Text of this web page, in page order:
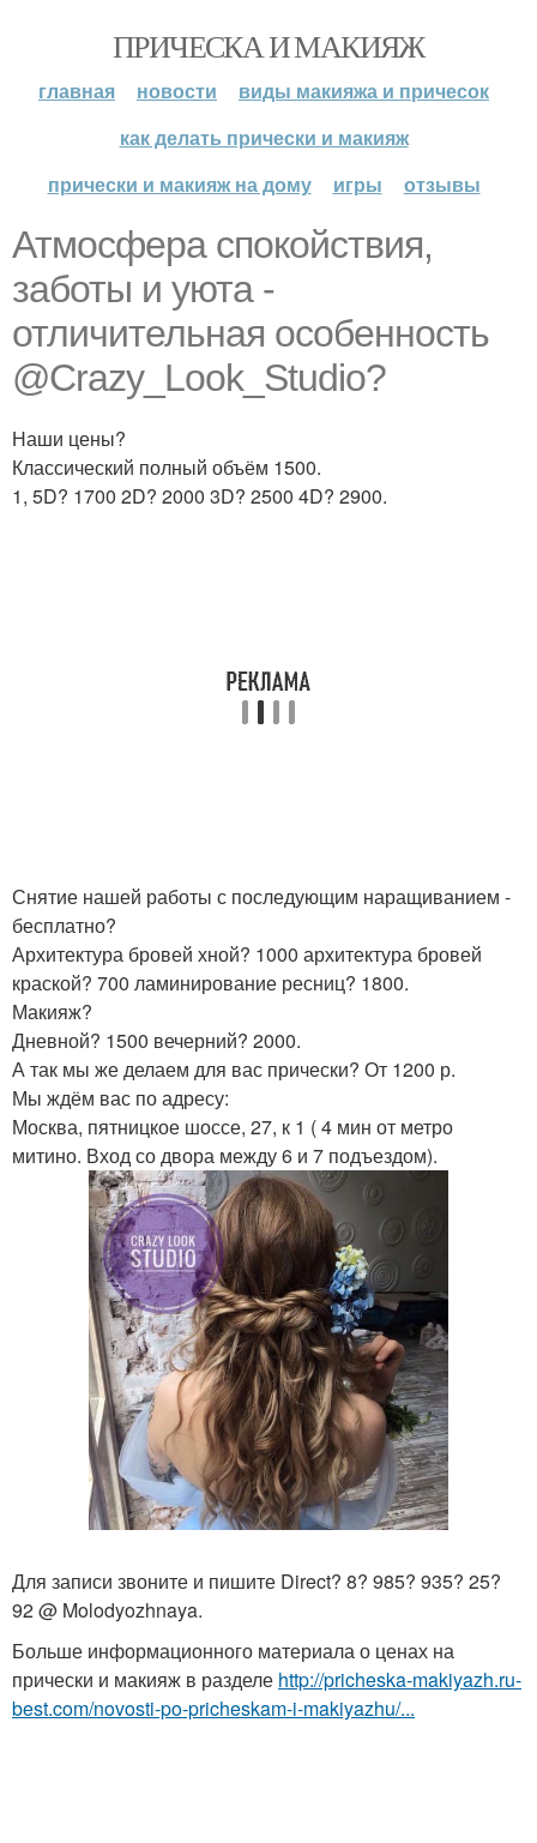
ПРИЧЕСКА И МАКИЯЖ
главная новости
виды макияжа и причесок
как делать прически и макияж
прически и макияж на дому
игры отзывы
Атмосфера спокойствия,
заботы и уюта -
отличительная особенность
@Crazy_Look_Studio?
Наши цены?
Классический полный объём 1500.
1, 5D? 1700 2D? 2000 3D? 2500 4D? 2900.
Снятие нашей работы с последующим наращиванием -
бесплатно?
Архитектура бровей хной? 1000 архитектура бровей
краской? 700 ламинирование ресниц? 1800.
Макияж?
Дневной? 1500 вечерний? 2000.
А так мы же делаем для вас прически? От 1200 р.
Мы ждём вас по адресу:
Москва, пятницкое шоссе, 27, к 1 ( 4 мин от метро
митино. Вход со двора между 6 и 7 подъездом).
Для записи звоните и пишите Direct? 8? 985? 935? 25?
92 @ Molodyozhnaya.
Больше информационного материала о ценах на
прически и макияж в разделе http://pricheska-makiyazh.ru-
best.com/novosti-po-pricheskam-i-makiyazhu/...